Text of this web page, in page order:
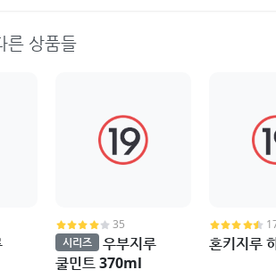
른 상품들
35
시리즈
우부지루
쿨민트 370ml
혼키지루